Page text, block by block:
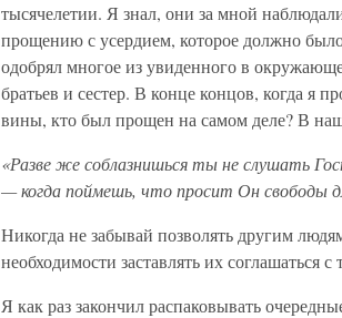
тысячелетии. Я знал, они за мной
прощению с усердием, которое должно
одобрял многое из увиденного в
братьев и сестер. В конце концов, когда я
вины, кто был прощен на самом деле? В
«Разве же соблазнишься ты не слушать
— когда поймешь, что просит Он свободы
Никогда не забывай позволять другим
необходимости заставлять их соглашаться с
Я как раз закончил распаковывать